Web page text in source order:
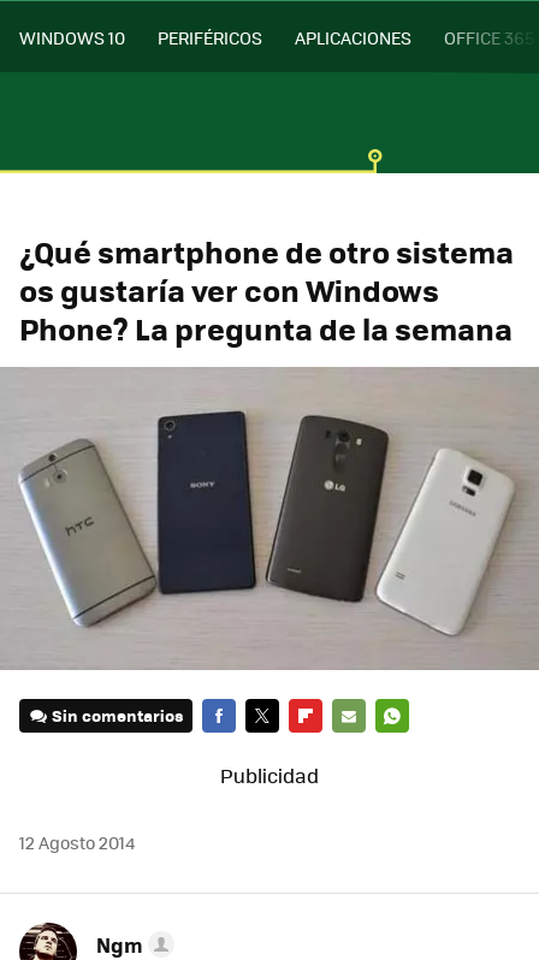
WINDOWS 10 PERIFÉRICOS APLICACIONES OFFICE 365
¿Qué smartphone de otro sistema
os gustaría ver con Windows
Phone? La pregunta de la semana
Sin comentarios
12 Agosto 2014
Ngm